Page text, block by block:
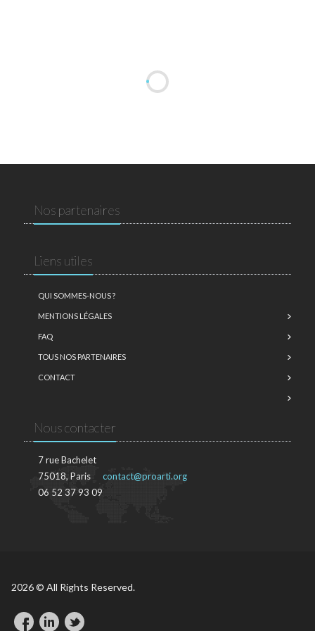
Nos partenaires
Liens utiles
QUI SOMMES-NOUS ?
MENTIONS LÉGALES
FAQ
TOUS NOS PARTENAIRES
CONTACT
Nous contacter
7 rue Bachelet
75018, Paris
06 52 37 93 09
contact@proarti.org
2026 © All Rights Reserved.